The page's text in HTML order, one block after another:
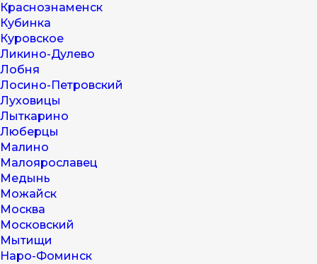
Краснознаменск
Кубинка
Куровское
Ликино-Дулево
Лобня
Лосино-Петровский
Луховицы
Лыткарино
Люберцы
Малино
Малоярославец
Медынь
Можайск
Москва
Московский
Мытищи
Наро-Фоминск